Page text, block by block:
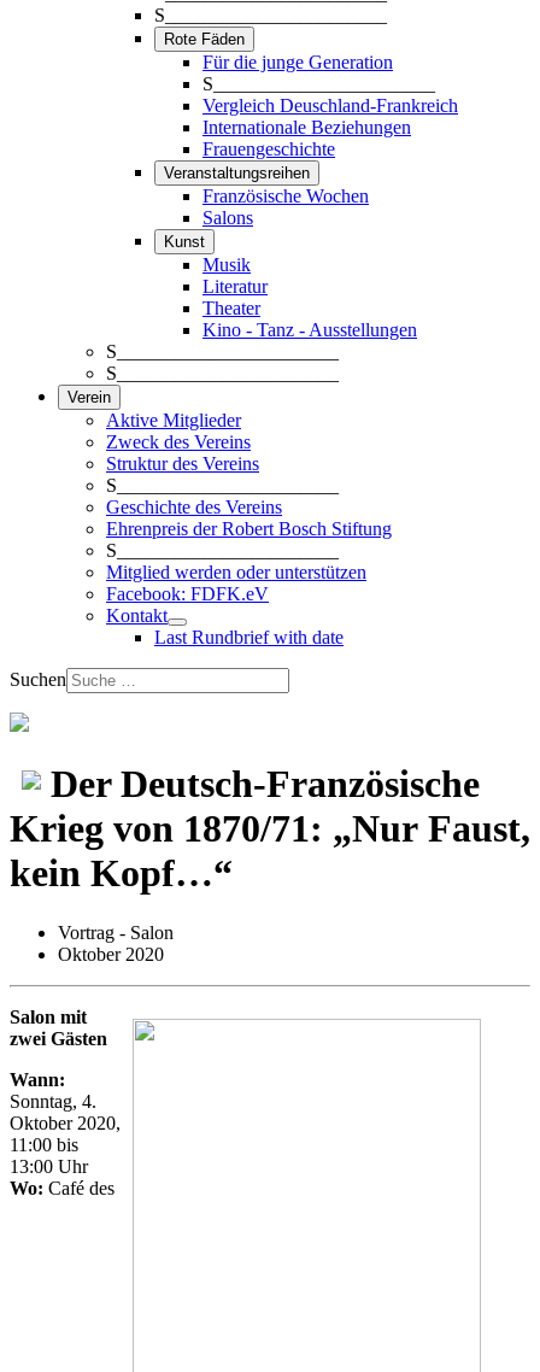
S_______________________
Rote Fäden
Für die junge Generation
S_______________________
Vergleich Deuschland-Frankreich
Internationale Beziehungen
Frauengeschichte
Veranstaltungsreihen
Französische Wochen
Salons
Kunst
Musik
Literatur
Theater
Kino - Tanz - Ausstellungen
S_______________________
S_______________________
Verein
Aktive Mitglieder
Zweck des Vereins
Struktur des Vereins
S_______________________
Geschichte des Vereins
Ehrenpreis der Robert Bosch Stiftung
S_______________________
Mitglied werden oder unterstützen
Facebook: FDFK.eV
Kontakt
Last Rundbrief with date
Suchen
Der Deutsch-Französische
Krieg von 1870/71: „Nur Faust,
kein Kopf…“
Vortrag - Salon
Oktober 2020
Salon mit
zwei Gästen
Wann:
Sonntag, 4.
Oktober 2020,
11:00 bis
13:00 Uhr
Wo: Café des